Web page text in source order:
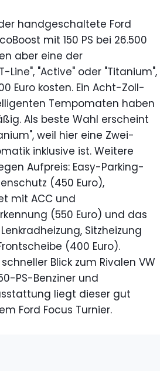
handgeschaltete Ford
mit 150 PS bei 26.500
aber eine der
Line", "Active" oder "Titanium",
Euro kosten. Ein Acht-Zoll-
Tempomaten haben
Als beste Wahl erscheint
weil hier eine Zwei-
inklusive ist. Weitere
Aufpreis: Easy-Parking-
(450 Euro),
mit ACC und
(550 Euro) und das
Sitzheizung
(400 Euro).
Blick zum Rivalen VW
PS-Benziner und
liegt dieser gut
Ford Focus Turnier.